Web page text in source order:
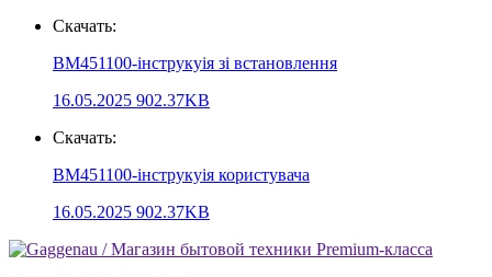
Скачать:
BM451100-інструкуія зі встановлення
16.05.2025 902.37KB
Скачать:
BM451100-інструкуія користувача
16.05.2025 902.37KB